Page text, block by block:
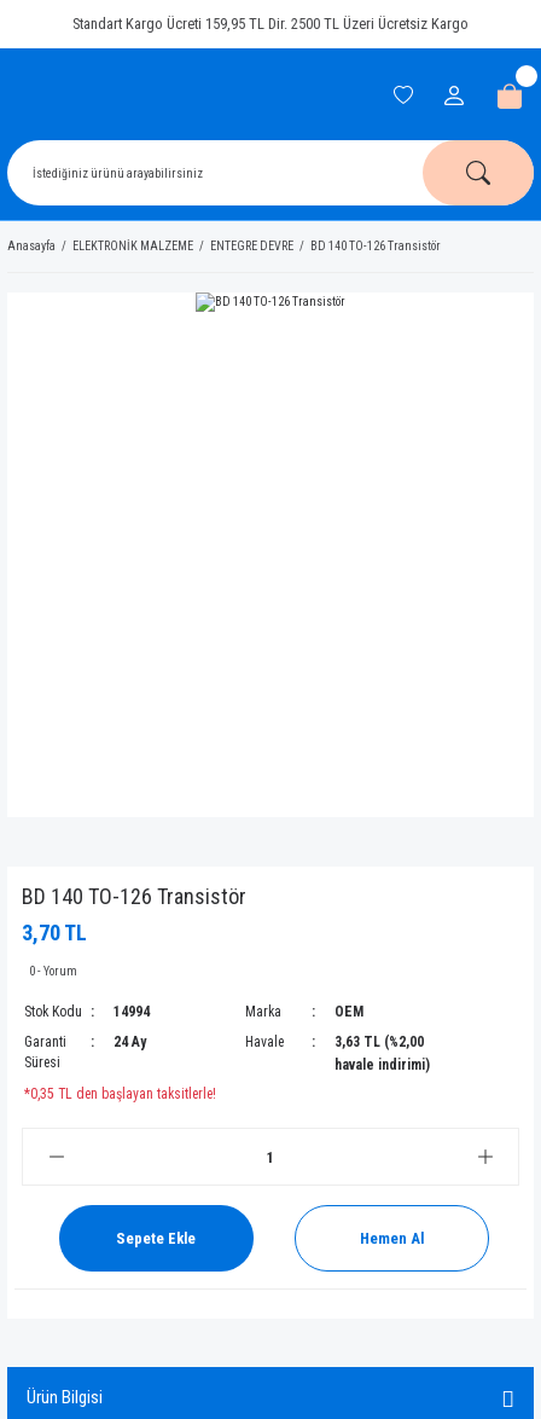
Standart Kargo Ücreti 159,95 TL Dir. 2500 TL Üzeri Ücretsiz Kargo
Anasayfa ELEKTRONİK MALZEME ENTEGRE DEVRE BD 140 TO-126 Transistör
BD 140 TO-126 Transistör
3,70 TL
0 - Yorum
Stok Kodu 14994 Marka
OEM
Garanti
Süresi
24 Ay Havale
3,63 TL (%2,00
havale indirimi)
*0,35 TL den başlayan taksitlerle!
Sepete Ekle Hemen Al
Ürün Bilgisi